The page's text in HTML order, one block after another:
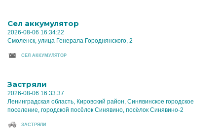
Cел аккумулятор
2026-08-06 16:34:22
Смоленск, улица Генерала Городнянского, 2
CЕЛ АККУМУЛЯТОР
Застряли
2026-08-06 16:33:37
Ленинградская область, Кировский район, Синявинское городское
поселение, городской посёлок Синявино, посёлок Синявино-2
ЗАСТРЯЛИ